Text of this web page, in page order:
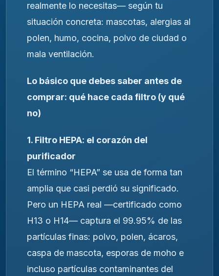
realmente lo necesitas— según tu
situación concreta: mascotas, alergias al
polen, humo, cocina, polvo de ciudad o
mala ventilación.
Lo básico que debes saber antes de
comprar: qué hace cada filtro (y qué
no)
1. Filtro HEPA: el corazón del
purificador
El término “HEPA” se usa de forma tan
amplia que casi perdió su significado.
Pero un HEPA real —certificado como
H13 o H14— captura el 99.95% de las
partículas finas: polvo, polen, ácaros,
caspa de mascota, esporas de moho e
incluso partículas contaminantes del